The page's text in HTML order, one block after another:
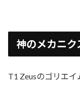
神のメカニク
T1 Zeusのゴリエイ